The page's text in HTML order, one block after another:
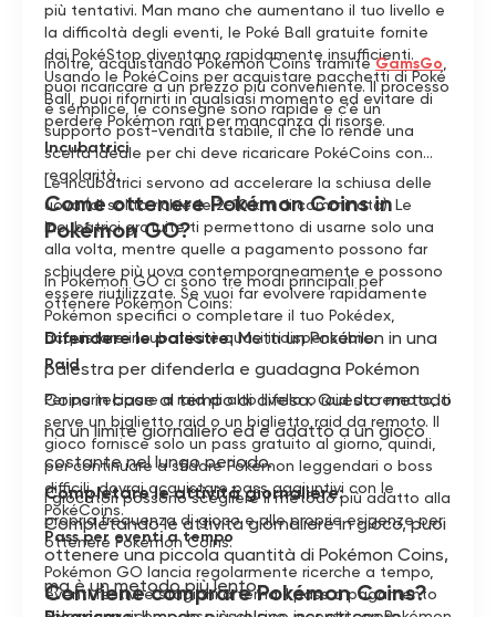
più tentativi. Man mano che aumentano il tuo livello e
la difficoltà degli eventi, le Poké Ball gratuite fornite
dai PokéStop diventano rapidamente insufficienti.
Usando le PokéCoins per acquistare pacchetti di Poké
Ball, puoi rifornirti in qualsiasi momento ed evitare di
perdere Pokémon rari per mancanza di risorse.
Incubatrici
Le incubatrici servono ad accelerare la schiusa delle
uova (di solito richiede 2-10 km di camminata). Le
incubatrici gratuite ti permettono di usarne solo una
alla volta, mentre quelle a pagamento possono far
schiudere più uova contemporaneamente e possono
essere riutilizzate. Se vuoi far evolvere rapidamente
Pokémon specifici o completare il tuo Pokédex,
acquistare incubatrici è quasi indispensabile.
Raid
Per partecipare a raid di alto livello o raid da remoto, ti
serve un biglietto raid o un biglietto raid da remoto. Il
gioco fornisce solo un pass gratuito al giorno, quindi,
per continuare a sfidare Pokémon leggendari o boss
difficili, dovrai acquistare pass aggiuntivi con le
PokéCoins.
Pass per eventi a tempo
Pokémon GO lancia regolarmente ricerche a tempo,
eventi festivi e stagioni a tema. I pass a pagamento
Inoltre, acquistando Pokémon Coins tramiteGamsGo
puoi ricaricare a un prezzo più conveniente. Il processo
è semplice, le consegne sono rapide e c’è un
supporto post-vendita stabile, il che lo rende una
scelta ideale per chi deve ricaricare PokéCoins con
regolarità.
Come ottenere Pokémon Coins in
Pokémon GO?
In Pokémon GO ci sono tre modi principali per
ottenere Pokémon Coins:
Difendere le palestre: Metti un Pokémon in una
palestra per difenderla e guadagna Pokémon
Coins in base al tempo di difesa. Questo metodo
ha un limite giornaliero ed è adatto a un gioco
costante nel lungo periodo.
Completare le attività giornaliere:
Completando le attività giornaliere in gioco, puoi
ottenere una piccola quantità di Pokémon Coins,
ma è un metodo più lento.
I giocatori possono scegliere il metodo più adatto alla
propria frequenza di gioco e alle proprie esigenze per
ottenere Pokémon Coins.
Conviene comprare Pokémon Coins?